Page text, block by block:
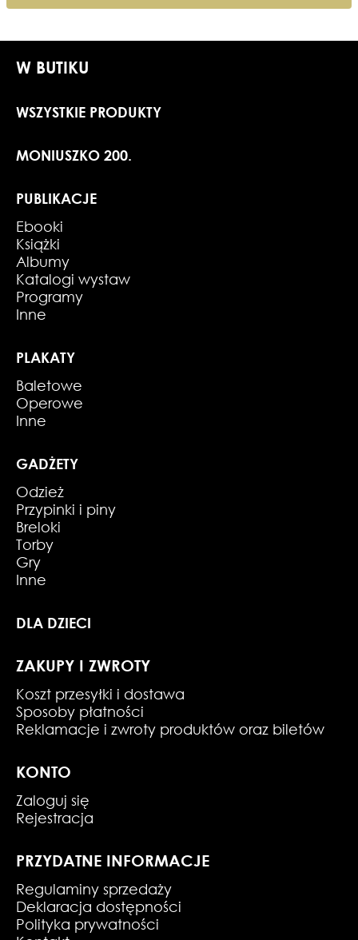
W BUTIKU
WSZYSTKIE PRODUKTY
MONIUSZKO 200.
PUBLIKACJE
Ebooki
Książki
Albumy
Katalogi wystaw
Programy
Inne
PLAKATY
Baletowe
Operowe
Inne
GADŻETY
Odzież
Przypinki i piny
Breloki
Torby
Gry
Inne
DLA DZIECI
ZAKUPY I ZWROTY
Koszt przesyłki i dostawa
Sposoby płatności
Reklamacje i zwroty produktów oraz biletów
KONTO
Zaloguj się
Rejestracja
PRZYDATNE INFORMACJE
Regulaminy sprzedaży
Deklaracja dostępności
Polityka prywatności